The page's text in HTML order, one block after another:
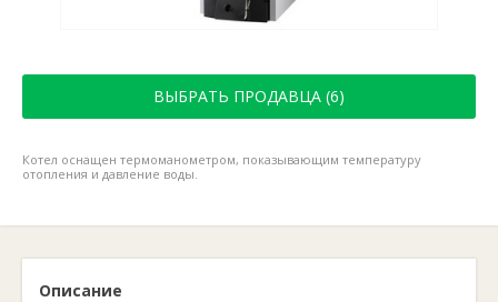
ВЫБРАТЬ ПРОДАВЦА (6)
Котел оснащен термоманометром, показывающим температуру
отопления и давление воды.
Описание